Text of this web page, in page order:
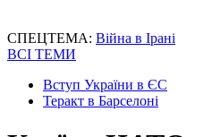
СПЕЦТЕМА: Війна в Ірані
ВСІ ТЕМИ
Вступ України в ЄС
Теракт в Барселоні